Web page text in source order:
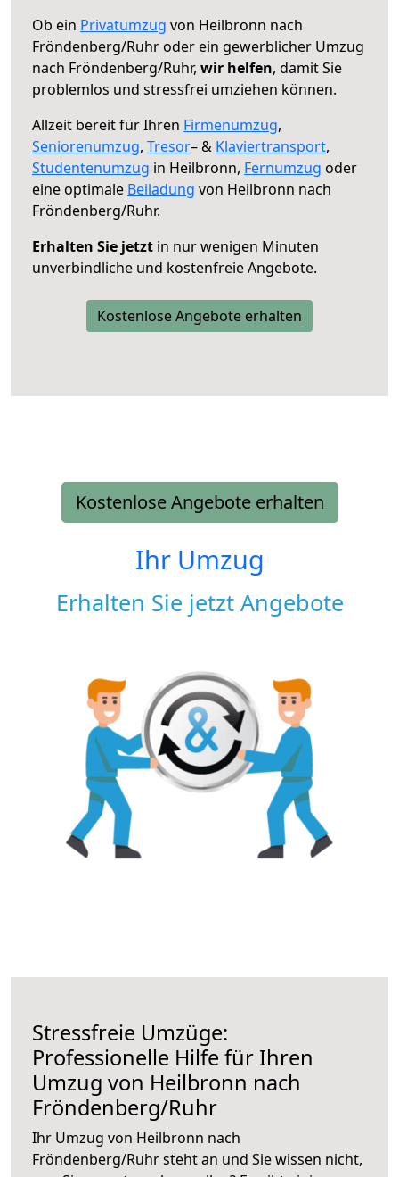
Ob ein Privatumzug von Heilbronn nach
Fröndenberg/Ruhr oder ein gewerblicher Umzug
nach Fröndenberg/Ruhr, wir helfen, damit Sie
problemlos und stressfrei umziehen können.
Allzeit bereit für Ihren Firmenumzug,
Seniorenumzug, Tresor– & Klaviertransport,
Studentenumzug in Heilbronn, Fernumzug oder
eine optimale Beiladung von Heilbronn nach
Fröndenberg/Ruhr.
Erhalten Sie jetzt in nur wenigen Minuten
unverbindliche und kostenfreie Angebote.
Kostenlose Angebote erhalten
Kostenlose Angebote erhalten
Ihr Umzug
Erhalten Sie jetzt Angebote
Stressfreie Umzüge:
Professionelle Hilfe für Ihren
Umzug von Heilbronn nach
Fröndenberg/Ruhr
Ihr Umzug von Heilbronn nach
Fröndenberg/Ruhr steht an und Sie wissen nicht,